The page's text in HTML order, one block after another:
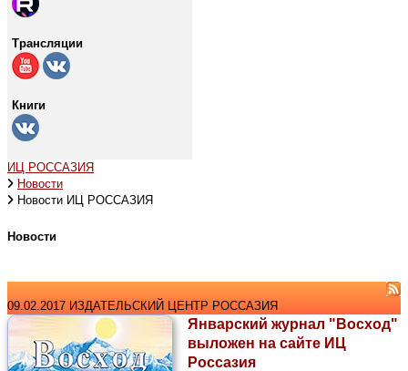
Трансляции
Книги
ИЦ РОССАЗИЯ
Новости
Новости ИЦ РОССАЗИЯ
Новости
09.02.2017 ИЗДАТЕЛЬСКИЙ ЦЕНТР РОССАЗИЯ
Январский журнал "Восход"
выложен на сайте ИЦ
Россазия